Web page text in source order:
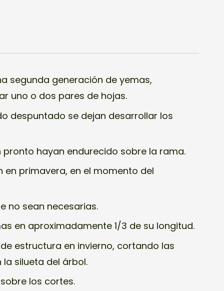
segunda generación de yemas,
uno o dos pares de hojas.
despuntado se dejan desarrollar los
hayan endurecido sobre la rama.
en primavera, en el momento del
no sean necesarias.
en aproximadamente 1/3 de su longitud.
estructura en invierno, cortando las
silueta del árbol.
los cortes.